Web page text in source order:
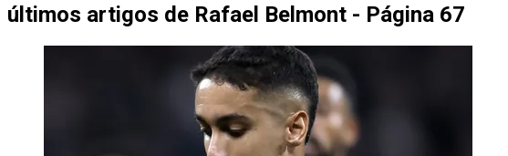
últimos artigos de Rafael Belmont - Página 67